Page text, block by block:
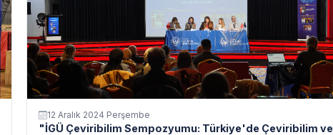
12 Aralık 2024 Perşembe
"İGÜ Çeviribilim Sempozyumu: Türkiye'de Çeviribilim ve